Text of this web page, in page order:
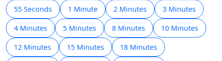
55 Seconds 1 Minute 2 Minutes 3 Minutes
4 Minutes 5 Minutes 8 Minutes 10 Minutes
12 Minutes 15 Minutes 18 Minutes